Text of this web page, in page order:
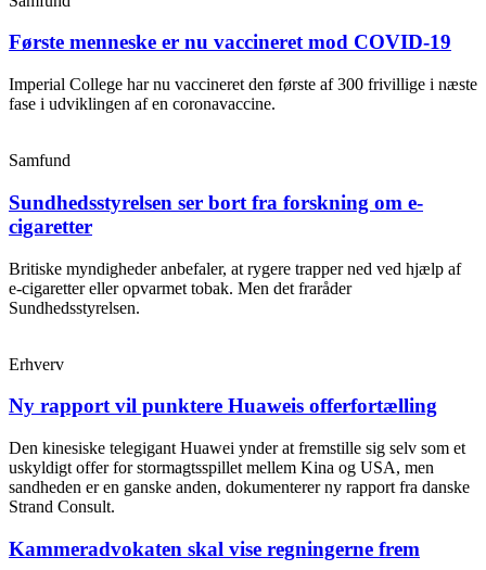
Første menneske er nu vaccineret mod COVID-19
Imperial College har nu vaccineret den første af 300 frivillige i næste
fase i udviklingen af en coronavaccine.
Samfund
Sundhedsstyrelsen ser bort fra forskning om e-
cigaretter
Britiske myndigheder anbefaler, at rygere trapper ned ved hjælp af
e-cigaretter eller opvarmet tobak. Men det fraråder
Sundhedsstyrelsen.
Erhverv
Ny rapport vil punktere Huaweis offerfortælling
Den kinesiske telegigant Huawei ynder at fremstille sig selv som et
uskyldigt offer for stormagtsspillet mellem Kina og USA, men
sandheden er en ganske anden, dokumenterer ny rapport fra danske
Strand Consult.
Kammeradvokaten skal vise regningerne frem